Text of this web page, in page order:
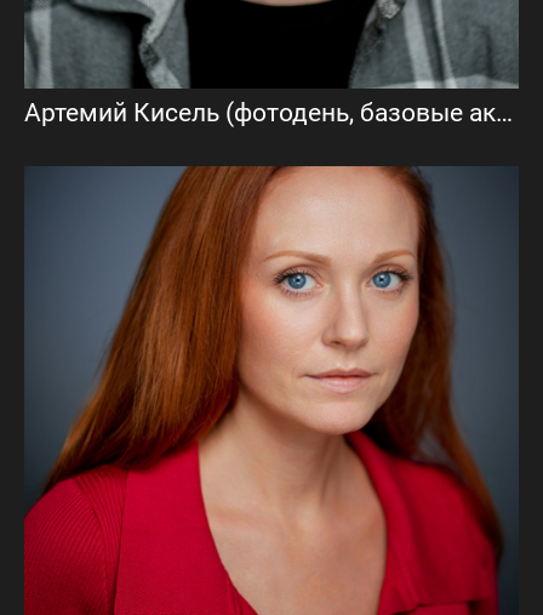
Артемий Кисель (фотодень, базовые актерские фото)